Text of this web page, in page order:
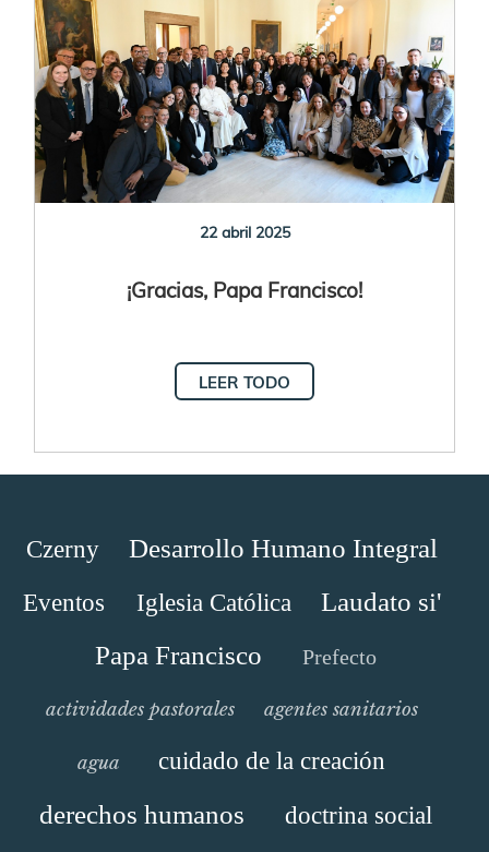
22 abril 2025
¡Gracias, Papa Francisco!
LEER TODO
Czerny Desarrollo Humano Integral
Eventos Iglesia Católica
Laudato si'
Papa Francisco
Prefecto
actividades pastorales agentes sanitarios
agua cuidado de la creación
derechos humanos doctrina social